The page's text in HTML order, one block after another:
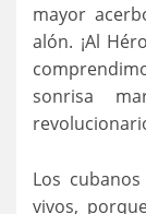
mayor
alón. ¡Al
sonrisa
Los
vivos,